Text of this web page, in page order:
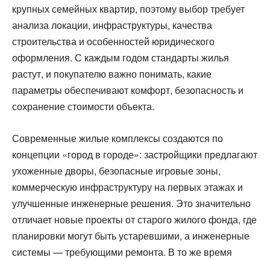
крупных семейных квартир, поэтому выбор требует
анализа локации, инфраструктуры, качества
строительства и особенностей юридического
оформления. С каждым годом стандарты жилья
растут, и покупателю важно понимать, какие
параметры обеспечивают комфорт, безопасность и
сохранение стоимости объекта.
Современные жилые комплексы создаются по
концепции «город в городе»: застройщики предлагают
ухоженные дворы, безопасные игровые зоны,
коммерческую инфраструктуру на первых этажах и
улучшенные инженерные решения. Это значительно
отличает новые проекты от старого жилого фонда, где
планировки могут быть устаревшими, а инженерные
системы — требующими ремонта. В то же время